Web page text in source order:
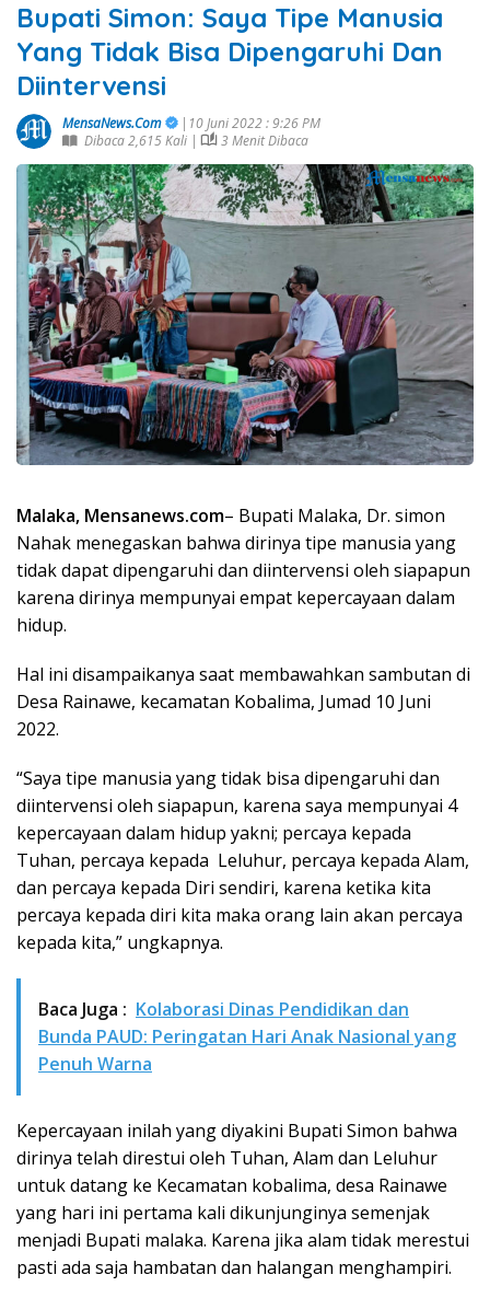
Bupati Simon: Saya Tipe Manusia
Yang Tidak Bisa Dipengaruhi Dan
Diintervensi
MensaNews.Com
|10 Juni 2022 : 9:26 PM
Dibaca 2,615 Kali |
3 Menit Dibaca
Malaka, Mensanews.com– Bupati Malaka, Dr. simon
Nahak menegaskan bahwa dirinya tipe manusia yang
tidak dapat dipengaruhi dan diintervensi oleh siapapun
karena dirinya mempunyai empat kepercayaan dalam
hidup.
Hal ini disampaikanya saat membawahkan sambutan di
Desa Rainawe, kecamatan Kobalima, Jumad 10 Juni
2022.
“Saya tipe manusia yang tidak bisa dipengaruhi dan
diintervensi oleh siapapun, karena saya mempunyai 4
kepercayaan dalam hidup yakni; percaya kepada
Tuhan, percaya kepada Leluhur, percaya kepada Alam,
dan percaya kepada Diri sendiri, karena ketika kita
percaya kepada diri kita maka orang lain akan percaya
kepada kita,” ungkapnya.
Baca Juga : Kolaborasi Dinas Pendidikan dan
Bunda PAUD: Peringatan Hari Anak Nasional yang
Penuh Warna
Kepercayaan inilah yang diyakini Bupati Simon bahwa
dirinya telah direstui oleh Tuhan, Alam dan Leluhur
untuk datang ke Kecamatan kobalima, desa Rainawe
yang hari ini pertama kali dikunjunginya semenjak
menjadi Bupati malaka. Karena jika alam tidak merestui
pasti ada saja hambatan dan halangan menghampiri.